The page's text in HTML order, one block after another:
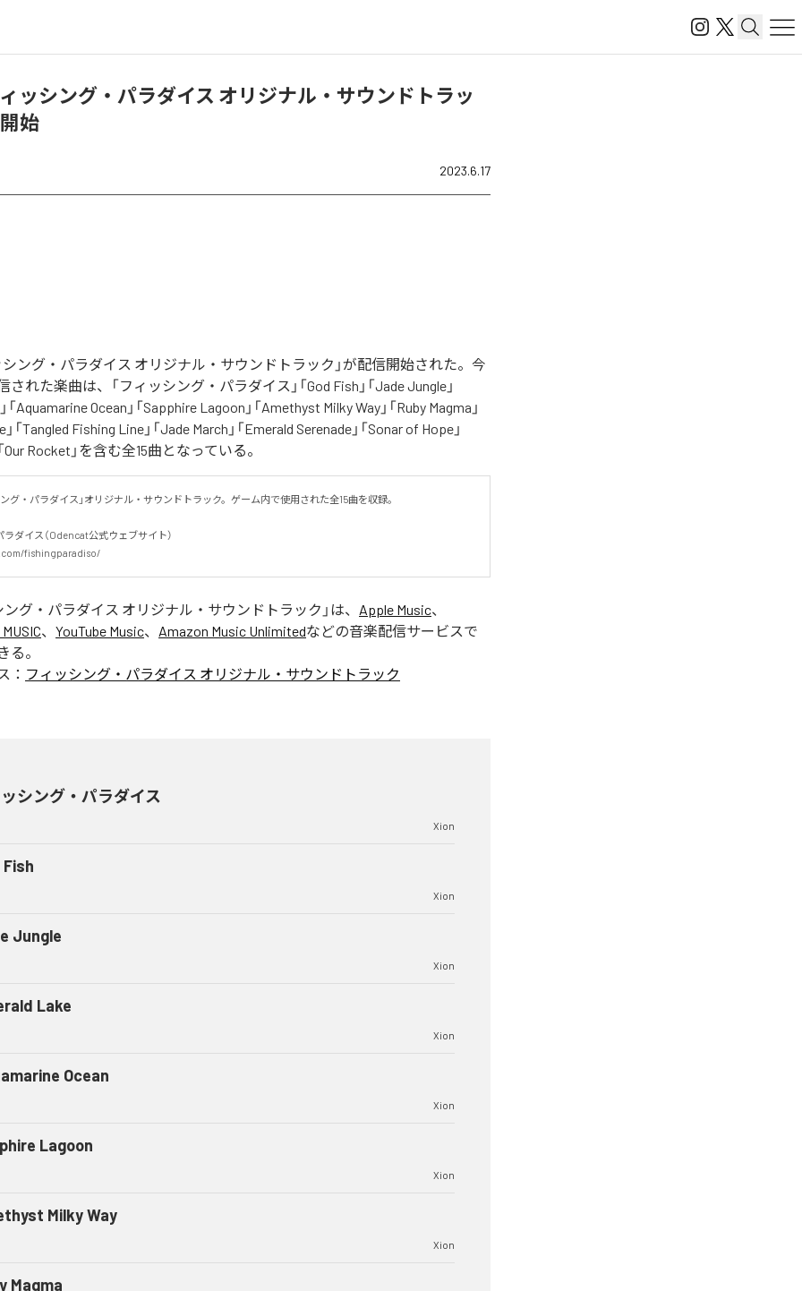
ィッシング・パラダイス オリジナル・サウンドトラッ
始
2023.6.17
シング・パラダイス オリジナル・サウンドトラック」が配信開始された。今
れた楽曲は、「フィッシング・パラダイス」「God Fish」「Jade Jungle」
「Aquamarine Ocean」「Sapphire Lagoon」「Amethyst Milky Way」「Ruby Magma」
「Tangled Fishing Line」「Jade March」「Emerald Serenade」「Sonar of Hope」
Our Rocket」を含む全15曲となっている。
グ・パラダイス」オリジナル・サウンドトラック。ゲーム内で使用された全15曲を収録。
ダイス（Odencat公式ウェブサイト）
fishingparadiso/
ング・パラダイス オリジナル・サウンドトラック 」は、 Apple Music、
、 YouTube Music、 Amazon Music Unlimitedなどの音楽配信サービスで
る。
： フィッシング・パラダイス オリジナル・サウンドトラック
シング・パラダイス
Xion
Fish
Xion
Jungle
Xion
Lake
Xion
Ocean
Xion
Lagoon
Xion
Milky Way
Xion
Magma